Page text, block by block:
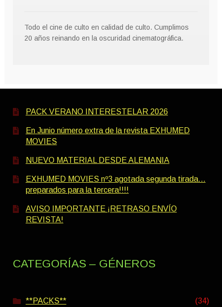
Todo el cine de culto en calidad de culto. Cumplimos
20 años reinando en la oscuridad cinematográfica.
PACK VERANO INTERESTELAR 2026
En Junio número extra de la revista EXHUMED
MOVIES
NUEVO MATERIAL DESDE ALEMANIA
EXHUMED MOVIES nº3 agotada segunda tirada…
preparados para la tercera!!!!
AVISO IMPORTANTE ¡RETRASO ENVÍO
REVISTA!
CATEGORÍAS – GÉNEROS
**PACKS** (34)